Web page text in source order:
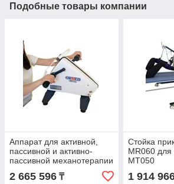
Подобные товары компании
Аппарат для активной,
пассивной и активно-
пассивной механотерапии
ORMED-Moto MT050
2 665 596 ₸
Стойка
MR060
MT050
1 914